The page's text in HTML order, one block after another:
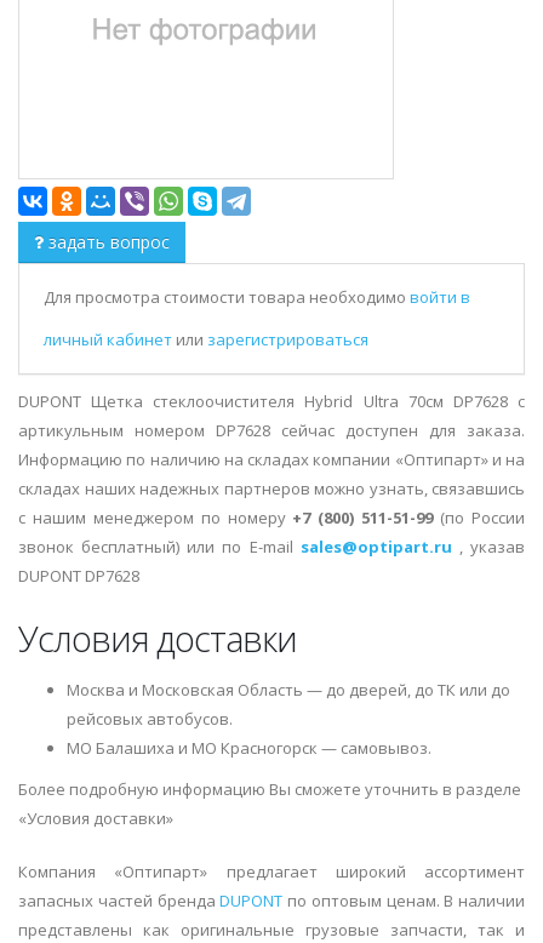
задать вопрос
Для просмотра стоимости товара необходимо войти в
личный кабинет или зарегистрироваться
DUPONT Щетка стеклоочистителя Hybrid Ultra 70см DP7628 с
артикульным номером DP7628 сейчас доступен для заказа.
Информацию по наличию на складах компании «Оптипарт» и на
складах наших надежных партнеров можно узнать, связавшись
с нашим менеджером по номеру +7 (800) 511-51-99(по России
звонок бесплатный) или по E-mail sales@optipart.ru , указав
DUPONT DP7628
Условия доставки
Москва и Московская Область — до дверей, до ТК или до
рейсовых автобусов.
МО Балашиха и МО Красногорск — самовывоз.
Более подробную информацию Вы сможете уточнить в разделе
«Условия доставки»
Компания «Оптипарт» предлагает широкий ассортимент
запасных частей брендаDUPONT по оптовым ценам. В наличии
представлены как оригинальные грузовые запчасти, так и